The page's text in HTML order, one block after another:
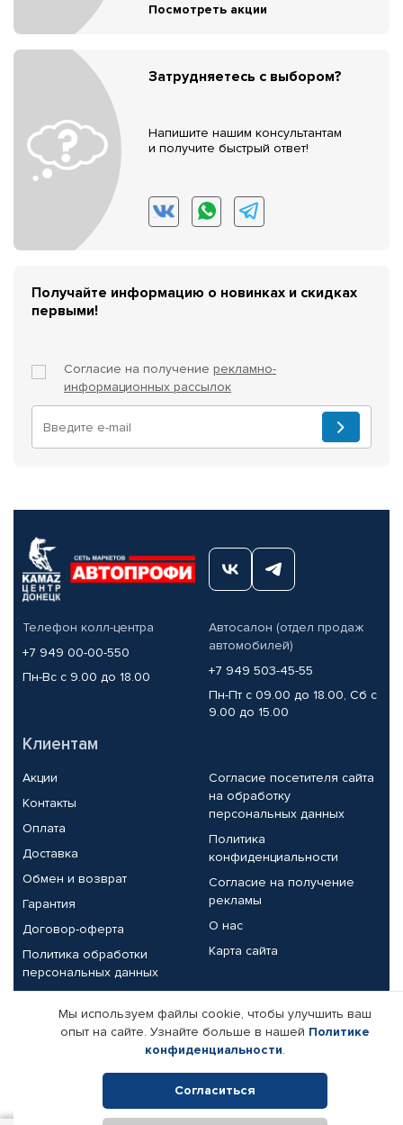
Посмотреть акции
Затрудняетесь с выбором?
Напишите нашим консультантам
и получите быстрый ответ!
Получайте информацию о новинках и скидках
первыми!
Согласие на получение рекламно-
информационных рассылок
Телефон колл-центра
+7 949 00-00-550
Пн-Вс с 9.00 до 18.00
Автосалон (отдел продаж
автомобилей)
+7 949 503-45-55
Пн-Пт с 09.00 до 18.00, Сб с
9.00 до 15.00
Клиентам
Акции
Контакты
Оплата
Доставка
Обмен и возврат
Гарантия
Договор-оферта
Политика обработки
персональных данных
Согласие посетителя сайта
на обработку
персональных данных
Политика
конфиденциальности
Согласие на получение
рекламы
О нас
Карта сайта
Партнерам
Корпоративным клиентам
Поставщикам
Реквизиты компании
Мы используем файлы cookie, чтобы улучшить ваш
опыт на сайте. Узнайте больше в нашей Политике
конфиденциальности.
Согласиться